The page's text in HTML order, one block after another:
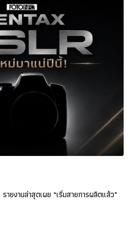
ายงานล่าสุดเผย “เริ่มสายการผลิตแล้ว”